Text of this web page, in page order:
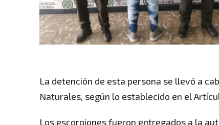
La detención de esta persona se llevó a
Naturales, según lo establecido en el
Los escorpiones fueron entregados a la